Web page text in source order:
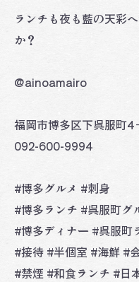
ランチも夜も藍の天彩
か？
@ainoamairo
福岡市博多区下呉服町
092-600-9994
#博多グルメ #刺身
#博多ランチ #呉服町グ
#博多ディナー #呉服町
#接待 #半個室 #海鮮 #
#禁煙 #和食ランチ #日